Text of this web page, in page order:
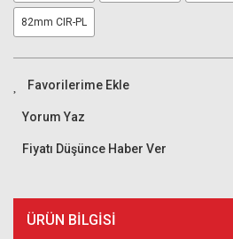
82mm CIR-PL
Yorum Yaz
Fiyatı Düşünce Haber Ver
ÜRÜN BILGISI